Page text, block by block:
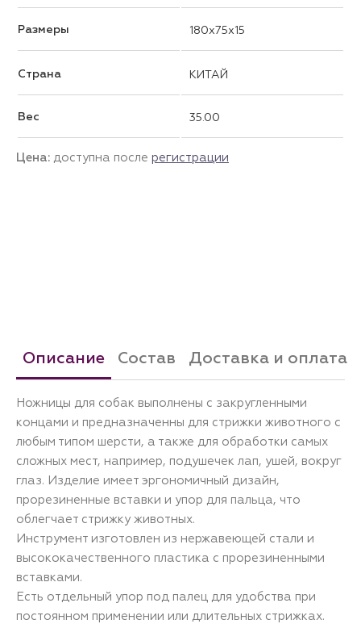
Размеры 180x75x15
Страна КИТАЙ
Вес 35.00
Цена: доступна после регистрации
Описание Состав Доставка и оплата
Ножницы для собак выполнены с закругленными
концами и предназначенны для стрижки животного с
любым типом шерсти, а также для обработки самых
сложных мест, например, подушечек лап, ушей, вокруг
глаз. Изделие имеет эргономичный дизайн,
прорезиненные вставки и упор для пальца, что
облегчает стрижку животных.
Инструмент изготовлен из нержавеющей стали и
высококачественного пластика с прорезиненными
вставками.
Есть отдельный упор под палец для удобства при
постоянном применении или длительных стрижках.